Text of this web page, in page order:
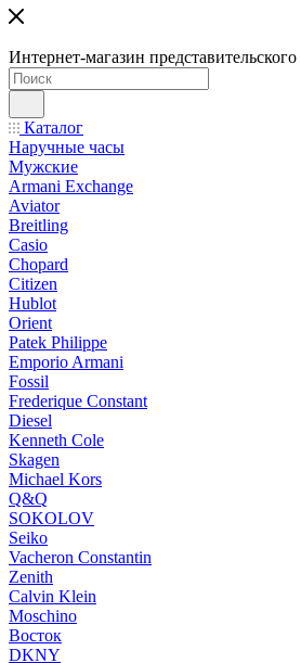
Интернет-магазин представительского
Каталог
Наручные часы
Мужские
Armani Exchange
Aviator
Breitling
Casio
Chopard
Citizen
Hublot
Orient
Patek Philippe
Emporio Armani
Fossil
Frederique Constant
Diesel
Kenneth Cole
Skagen
Michael Kors
Q&Q
SOKOLOV
Seiko
Vacheron Constantin
Zenith
Calvin Klein
Moschino
Восток
DKNY